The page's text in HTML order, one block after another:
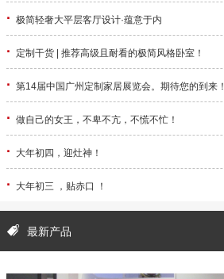
· 极简轻奢大平层客厅设计·蕴意于内
· 定制干货 | 推荐高级且耐看的极简风格卧室！
· 第14届中国广州定制家居展览会。期待您的到来！
· 做自己的女王，不卑不亢，不慌不忙！
· 大年初四，迎灶神！
· 大年初三 ，贴赤口 ！
最新产品